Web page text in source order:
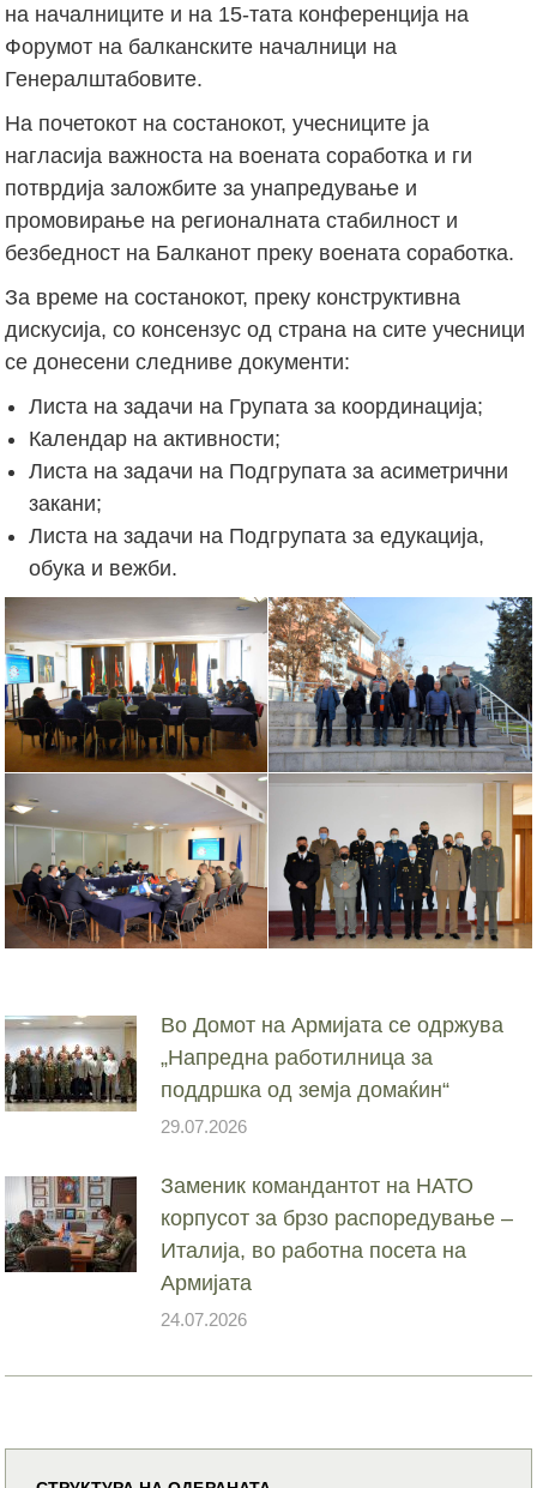
на началниците и на 15-тата конференција на
Форумот на балканските началници на
Генералштабовите.
На почетокот на состанокот, учесниците ја
нагласија важноста на воената соработка и ги
потврдија заложбите за унапредување и
промовирање на регионалната стабилност и
безбедност на Балканот преку воената соработка.
За време на состанокот, преку конструктивна
дискусија, со консензус од страна на сите учесници
се донесени следниве документи:
Листа на задачи на Групата за координација;
Календар на активности;
Листа на задачи на Подгрупата за асиметрични
закани;
Листа на задачи на Подгрупата за едукација,
обука и вежби.
Во Домот на Армијата се одржува
„Напредна работилница за
поддршка од земја домаќин“
29.07.2026
Заменик командантот на НАТО
корпусот за брзо распоредување –
Италија, во работна посета на
Армијата
24.07.2026